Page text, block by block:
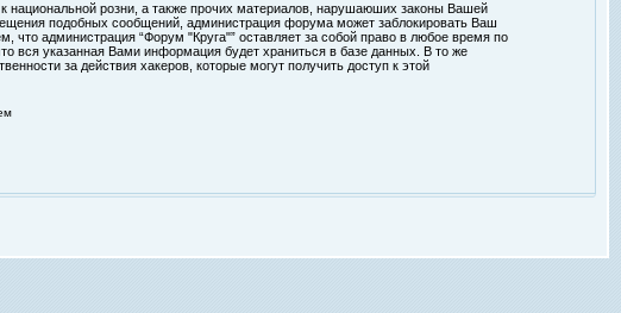
национальной розни, а также прочих материалов, нарушаюших законы Вашей
подобных сообщений, администрация форума может заблокировать Ваш
что администрация “Форум "Круга"” оставляет за собой право в любое время по
вся указанная Вами информация будет храниться в базе данных. В то же
за действия хакеров, которые могут получить доступ к этой